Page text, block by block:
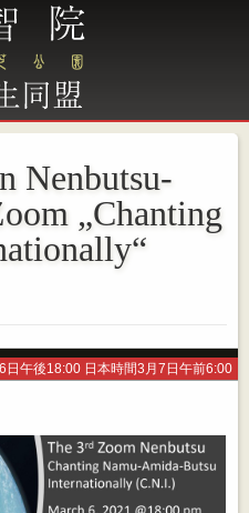
Nenbutsu-
„Chanting
日午後18:00 日本時間3月7日午前6:00